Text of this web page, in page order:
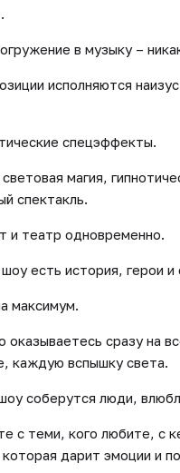
в музыку –
исполняются
спецэффекты.
световая магия,
спектакль.
и театр одновременно.
есть история, герои
максимум.
оказываетесь сразу на
каждую вспышку света.
соберутся люди,
с теми, кого любите, с
дарит эмоции и